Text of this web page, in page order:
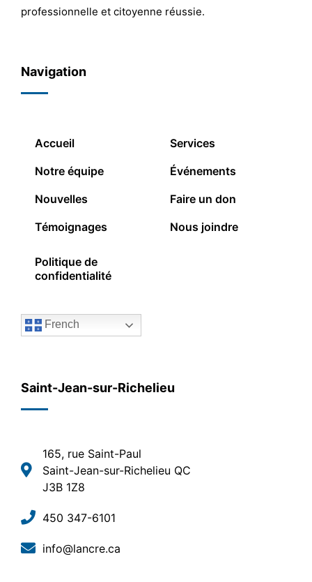
professionnelle et citoyenne réussie.
Navigation
Accueil
Notre équipe
Nouvelles
Témoignages
Services
Événements
Faire un don
Nous joindre
Politique de
confidentialité
French
Saint-Jean-sur-Richelieu
165, rue Saint-Paul
Saint-Jean-sur-Richelieu QC
J3B 1Z8
450 347-6101
info@lancre.ca